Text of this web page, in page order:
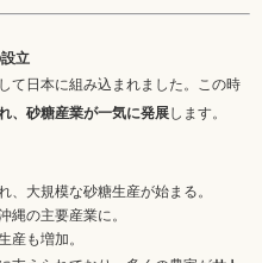
立
て日本に組み込まれました。この時
、砂糖産業が一気に発展します。
、大規模な砂糖生産が始まる。
縄の主要産業に。
産も増加。